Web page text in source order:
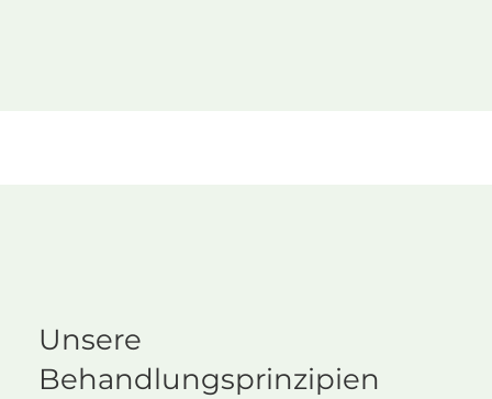
Unsere
Behandlungsprinzipien